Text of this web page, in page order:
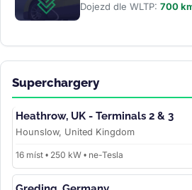
Dojezd dle WLTP: 700
Superchargery
Heathrow, UK - Terminals 2 & 3
Hounslow, United Kingdom
16 míst • 250 kW • ne-Tesla